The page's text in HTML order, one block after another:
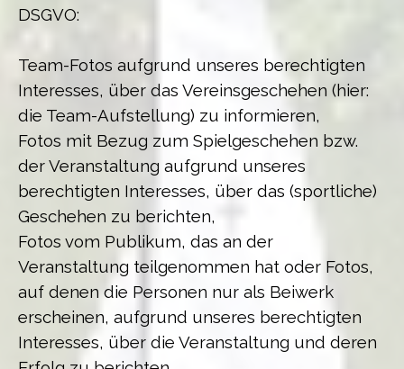
DSGVO:
Team-Fotos aufgrund unseres berechtigten
Interesses, über das Vereinsgeschehen (hier:
die Team-Aufstellung) zu informieren,
Fotos mit Bezug zum Spielgeschehen bzw.
der Veranstaltung aufgrund unseres
berechtigten Interesses, über das (sportliche)
Geschehen zu berichten,
Fotos vom Publikum, das an der
Veranstaltung teilgenommen hat oder Fotos,
auf denen die Personen nur als Beiwerk
erscheinen, aufgrund unseres berechtigten
Interesses, über die Veranstaltung und deren